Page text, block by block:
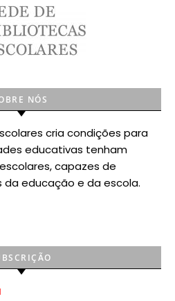
NÓS
cria condições para
educativas tenham
capazes de
educação e da escola.